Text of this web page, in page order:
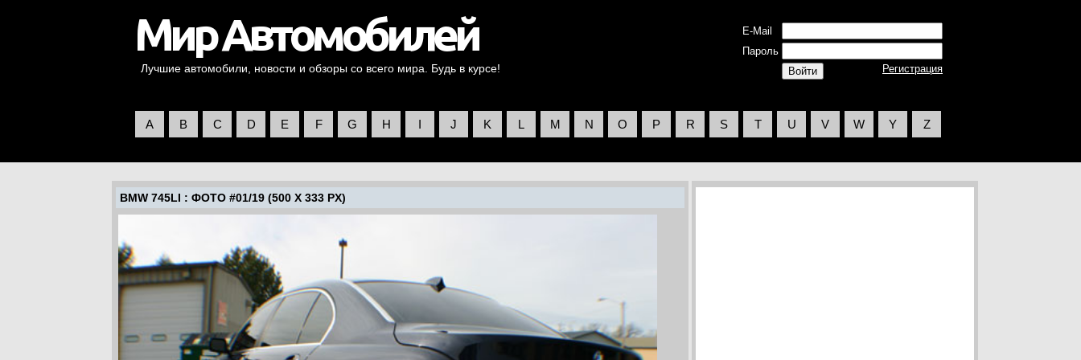
Лучшие автомобили, новости и обзоры со всего мира. Будь в курсе!
E-Mail
Пароль
Регистрация
A B C D E F G H I J K L M N O P R S T U V W Y Z
BMW 745LI : ФОТО #01/19 (500 X 333 PX)